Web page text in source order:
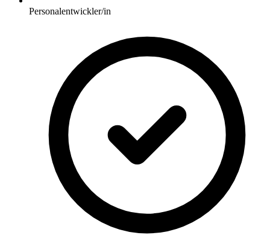
Personalentwickler/in